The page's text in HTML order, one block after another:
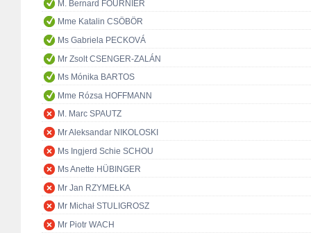
M. Bernard FOURNIER
Mme Katalin CSÖBÖR
Ms Gabriela PECKOVÁ
Mr Zsolt CSENGER-ZALÁN
Ms Mónika BARTOS
Mme Rózsa HOFFMANN
M. Marc SPAUTZ
Mr Aleksandar NIKOLOSKI
Ms Ingjerd Schie SCHOU
Ms Anette HÜBINGER
Mr Jan RZYMEŁKA
Mr Michał STULIGROSZ
Mr Piotr WACH